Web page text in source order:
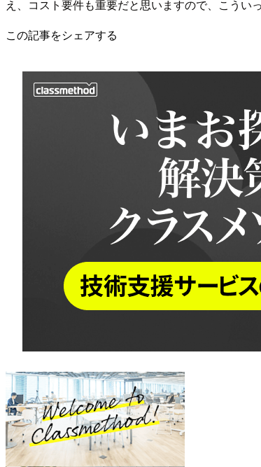
え、コスト要件も重要だと思いますので、こうい
この記事をシェアする